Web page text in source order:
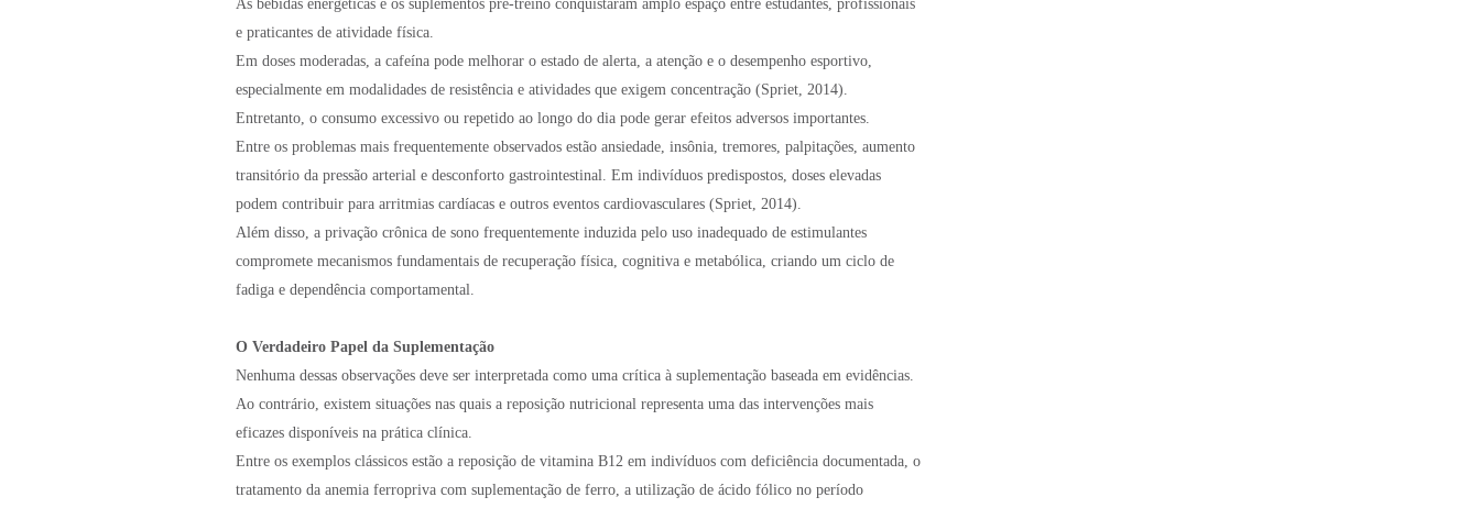
As bebidas energéticas e os suplementos pré-treino conquistaram amplo espaço entre estudantes, profissionais
e praticantes de atividade física.
Em doses moderadas, a cafeína pode melhorar o estado de alerta, a atenção e o desempenho esportivo,
especialmente em modalidades de resistência e atividades que exigem concentração (Spriet, 2014).
Entretanto, o consumo excessivo ou repetido ao longo do dia pode gerar efeitos adversos importantes.
Entre os problemas mais frequentemente observados estão ansiedade, insônia, tremores, palpitações, aumento
transitório da pressão arterial e desconforto gastrointestinal. Em indivíduos predispostos, doses elevadas
podem contribuir para arritmias cardíacas e outros eventos cardiovasculares (Spriet, 2014).
Além disso, a privação crônica de sono frequentemente induzida pelo uso inadequado de estimulantes
compromete mecanismos fundamentais de recuperação física, cognitiva e metabólica, criando um ciclo de
fadiga e dependência comportamental.
O Verdadeiro Papel da Suplementação
Nenhuma dessas observações deve ser interpretada como uma crítica à suplementação baseada em evidências.
Ao contrário, existem situações nas quais a reposição nutricional representa uma das intervenções mais
eficazes disponíveis na prática clínica.
Entre os exemplos clássicos estão a reposição de vitamina B12 em indivíduos com deficiência documentada, o
tratamento da anemia ferropriva com suplementação de ferro, a utilização de ácido fólico no período